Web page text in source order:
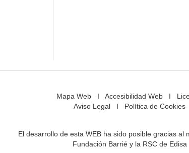
Mapa WebI Accesibilidad WebI
Aviso Legal I Política de Cookies
El desarrollo de esta WEB ha sido posible gracias al
Fundación Barrié y la RSC de Edisa